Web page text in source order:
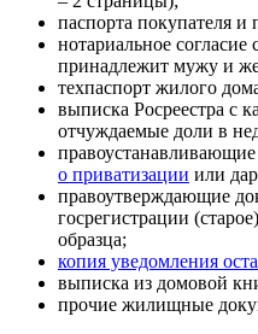
паспорта покупателя и
нотариальное
принадлежит мужу и
техпаспорт жилого
выписка Росреестра с
отчуждаемые доли в
о приватизации или
правоутверждающие
госрегистрации
образца;
копия уведомления
выписка из домовой
прочие жилищные